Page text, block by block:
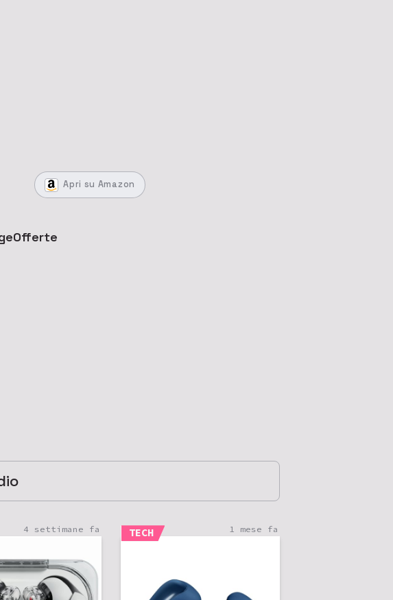
Apri su Amazon
4 settimane fa TECH 1 mese fa